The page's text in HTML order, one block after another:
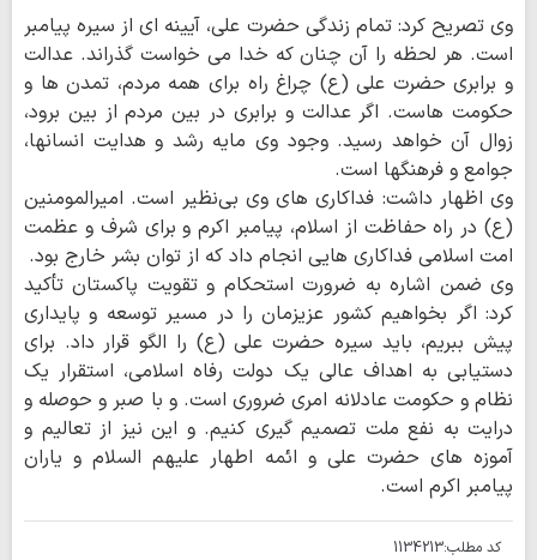
وی تصریح کرد: تمام زندگی حضرت علی، آیینه ای از سیره پیامبر
است. هر لحظه را آن چنان که خدا می خواست گذراند. عدالت
و برابری حضرت علی (ع) چراغ راه برای همه مردم، تمدن ها و
حکومت هاست. اگر عدالت و برابری در بین مردم از بین برود،
زوال آن خواهد رسید. وجود وی مایه رشد و هدایت انسانها،
جوامع و فرهنگها است.
وی اظهار داشت: فداکاری های وی بی‌نظیر است. امیرالمومنین
(ع) در راه حفاظت از اسلام، پیامبر اکرم و برای شرف و عظمت
امت اسلامی فداکاری هایی انجام داد که از توان بشر خارج بود.
وی ضمن اشاره به ضرورت استحکام و تقویت پاکستان تأکید
کرد: اگر بخواهیم کشور عزیزمان را در مسیر توسعه و پایداری
پیش ببریم، باید سیره حضرت علی (ع) را الگو قرار داد. برای
دستیابی به اهداف عالی یک دولت رفاه اسلامی، استقرار یک
نظام و حکومت عادلانه امری ضروری است. و با صبر و حوصله و
درایت به نفع ملت تصمیم گیری کنیم. و این نیز از تعالیم و
آموزه های حضرت علی و ائمه اطهار علیهم السلام و یاران
پیامبر اکرم است.
کد مطلب:1134213